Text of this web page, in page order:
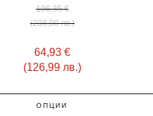
106,35€
(208,00 лв.)
64,93 €
(126,99 лв.)
ОПЦИИ